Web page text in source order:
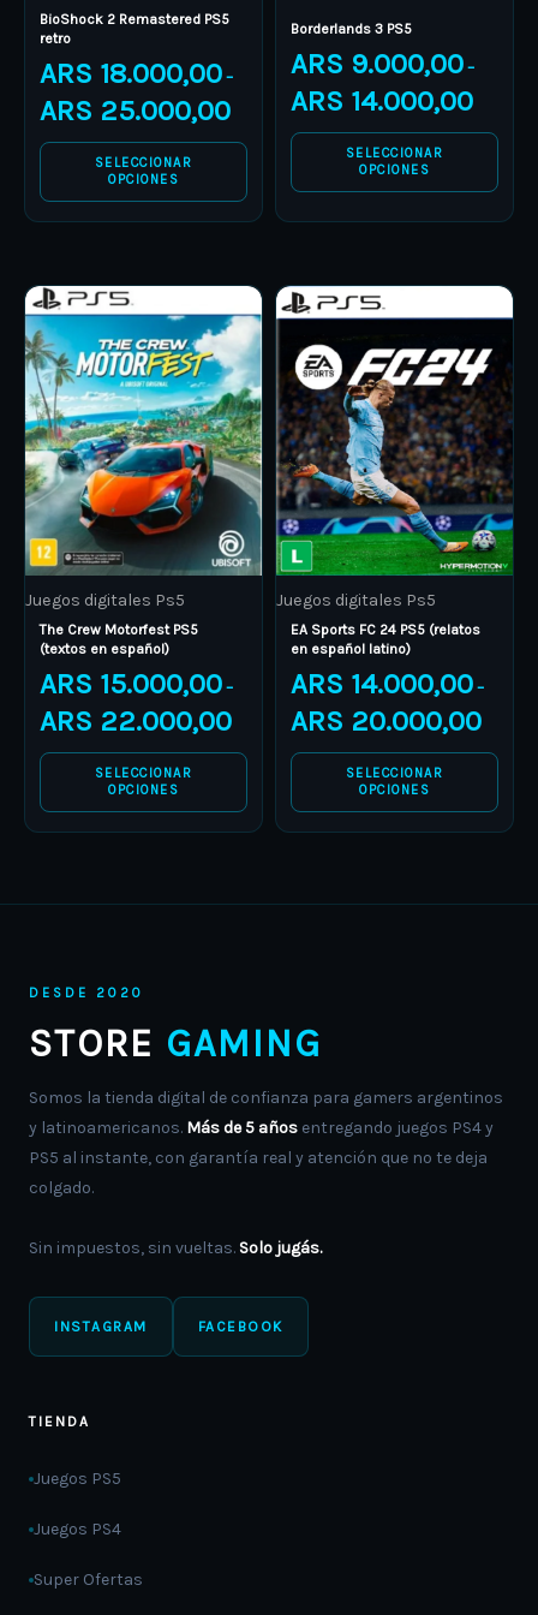
BioShock 2 Remastered PS5
retro
ARS 18.000,00 –
ARS 25.000,00
SELECCIONAR
OPCIONES
on
the
product
Borderlands 3 PS5
ARS 9.000,00 –
ARS 14.000,00
SELECCIONAR
OPCIONES
on
the
product
page
Juegos digitales Ps5
The Crew Motorfest PS5
(textos en español)
ARS 15.000,00 –
ARS 22.000,00
Price
range:
ARS 15.000,00
through
ARS 22.000,00
SELECCIONAR
OPCIONES
This
product
has
multiple
variants.
The
options
may
be
chosen
on
the
product
Juegos digitales Ps5
EA Sports FC 24 PS5 (relatos
en español latino)
ARS 14.000,00 –
ARS 20.000,00
Price
range:
through
ARS
SELECCIONAR
OPCIONES
This
product
has
multiple
variants.
The
options
may
be
chosen
on
the
product
DESDE 2020
STORE GAMING
Somos la tienda digital de confianza para gamers argentinos
y latinoamericanos. Más de 5 años entregando juegos PS4 y
PS5 al instante, con garantía real y atención que no te deja
colgado.
Sin impuestos, sin vueltas. Solo jugás.
INSTAGRAM FACEBOOK
TIENDA
Juegos PS5
Juegos PS4
Super Ofertas